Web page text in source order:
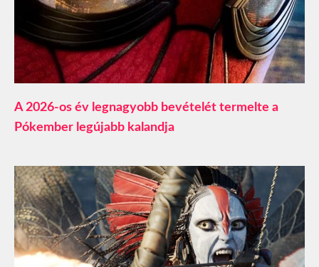
A 2026-os év legnagyobb bevételét termelte a
Pókember legújabb kalandja